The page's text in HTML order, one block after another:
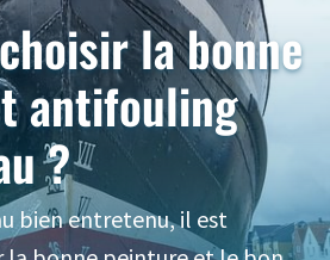
la bonne
antifouling
?
bien entretenu, il est